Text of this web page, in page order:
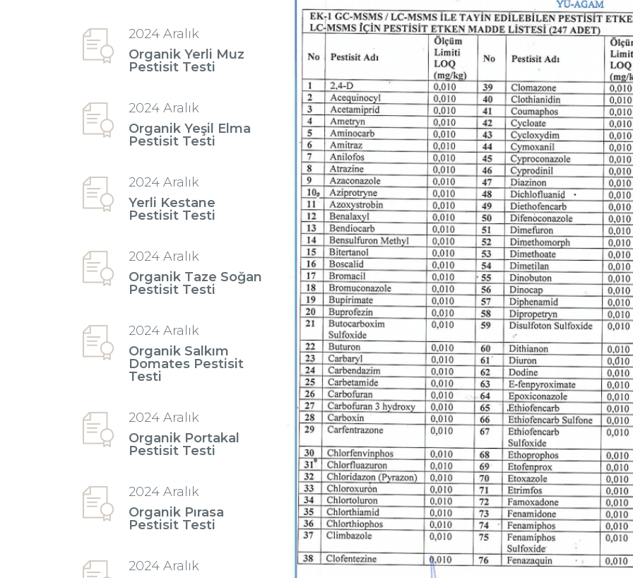
2024 Aralık
Organik Yerli Muz
Pestisit Testi
2024 Aralık
Organik Yeşil Elma
Pestisit Testi
2024 Aralık
Yerli Kestane
Pestisit Testi
2024 Aralık
Organik Taze Soğan
Pestisit Testi
2024 Aralık
Organik Salkım
Domates Pestisit
Testi
2024 Aralık
Organik Portakal
Pestisit Testi
2024 Aralık
Organik Pırasa
Pestisit Testi
2024 Aralık
BU HAFTANIN PLANLI İNDİRİMİ
2690,00 TL
2071,30 TL
Kaan Olgun Hasat
Naturel Sızma Zeytinyağı
(5lt, Soğuk Sıkım) - Bilgem
Zeytincilik
SEPETE EKLE